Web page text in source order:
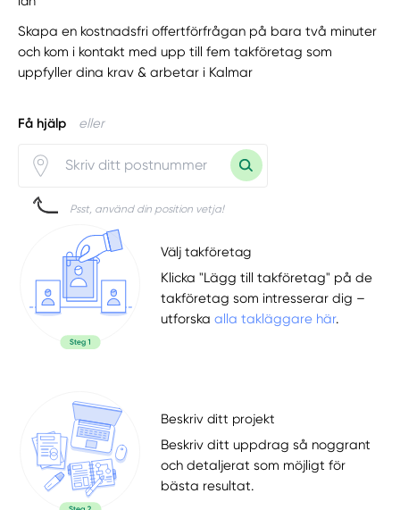
Skapa en kostnadsfri offertförfrågan på bara två minuter
och kom i kontakt med upp till fem takföretag som
uppfyller dina krav & arbetar i Kalmar
Få hjälp eller
Psst, använd din position vetja!
Välj takföretag
Klicka "Lägg till takföretag" på de
takföretag som intresserar dig –
utforskaalla takläggare här.
Beskriv ditt projekt
Beskriv ditt uppdrag så noggrant
och detaljerat som möjligt för
bästa resultat.